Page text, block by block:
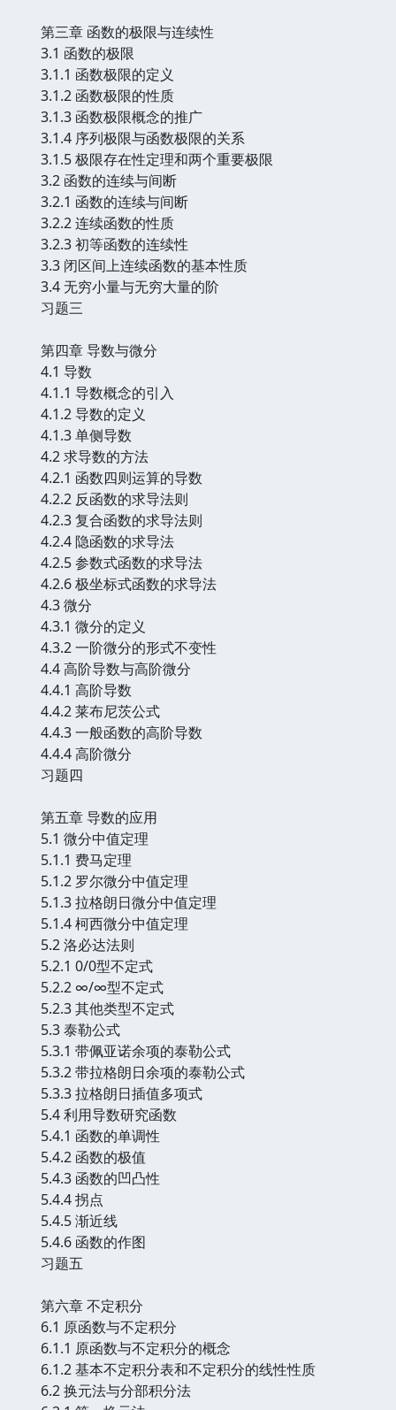
第三章 函数的极限与连续性
3.1 函数的极限
3.1.1 函数极限的定义
3.1.2 函数极限的性质
3.1.3 函数极限概念的推广
3.1.4 序列极限与函数极限的关系
3.1.5 极限存在性定理和两个重要极限
3.2 函数的连续与间断
3.2.1 函数的连续与间断
3.2.2 连续函数的性质
3.2.3 初等函数的连续性
3.3 闭区间上连续函数的基本性质
3.4 无穷小量与无穷大量的阶
习题三
第四章 导数与微分
4.1 导数
4.1.1 导数概念的引入
4.1.2 导数的定义
4.1.3 单侧导数
4.2 求导数的方法
4.2.1 函数四则运算的导数
4.2.2 反函数的求导法则
4.2.3 复合函数的求导法则
4.2.4 隐函数的求导法
4.2.5 参数式函数的求导法
4.2.6 极坐标式函数的求导法
4.3 微分
4.3.1 微分的定义
4.3.2 一阶微分的形式不变性
4.4 高阶导数与高阶微分
4.4.1 高阶导数
4.4.2 莱布尼茨公式
4.4.3 一般函数的高阶导数
4.4.4 高阶微分
习题四
第五章 导数的应用
5.1 微分中值定理
5.1.1 费马定理
5.1.2 罗尔微分中值定理
5.1.3 拉格朗日微分中值定理
5.1.4 柯西微分中值定理
5.2 洛必达法则
5.2.1 0/0型不定式
5.2.2 ∞/∞型不定式
5.2.3 其他类型不定式
5.3 泰勒公式
5.3.1 带佩亚诺余项的泰勒公式
5.3.2 带拉格朗日余项的泰勒公式
5.3.3 拉格朗日插值多项式
5.4 利用导数研究函数
5.4.1 函数的单调性
5.4.2 函数的极值
5.4.3 函数的凹凸性
5.4.4 拐点
5.4.5 渐近线
5.4.6 函数的作图
习题五
第六章 不定积分
6.1 原函数与不定积分
6.1.1 原函数与不定积分的概念
6.1.2 基本不定积分表和不定积分的线性性质
6.2 换元法与分部积分法